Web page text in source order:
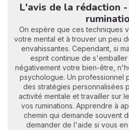
L'avis de la rédaction
On espère que ces techniques
votre mental et à trouver un peu
envahissantes. Cependant, si
esprit continue de
négativement votre bien-être,
psychologue. Un professionnel
des stratégies personnalisées
activité mentale et travailler sur
vos ruminations. Apprendre à
chemin qui demande souvent
demander de l'aide si vous